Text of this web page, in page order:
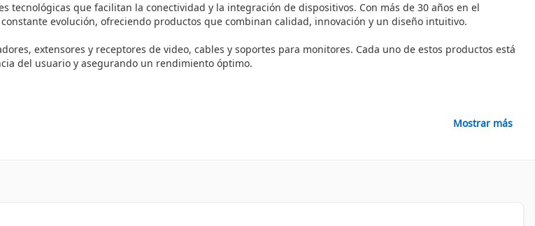
tecnológicas que facilitan la conectividad y la integración de dispositivos. Con más de 30 años en el
evolución, ofreciendo productos que combinan calidad, innovación y un diseño intuitivo.
extensores y receptores de video, cables y soportes para monitores. Cada uno de estos productos está
del usuario y asegurando un rendimiento óptimo.
en la industria por su eficiencia y durabilidad. La marca se encuentra entre los líderes del
Mostrar más